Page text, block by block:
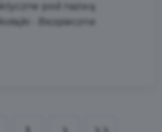
pod nazwą
- Bezpieczne